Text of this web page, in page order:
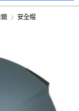
安全帽